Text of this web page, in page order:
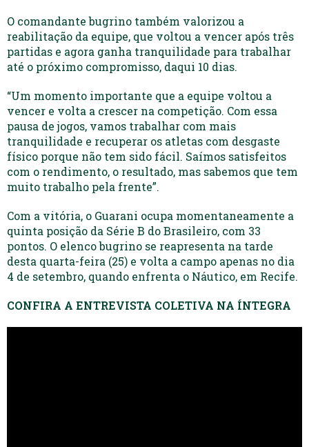
O comandante bugrino também valorizou a
reabilitação da equipe, que voltou a vencer após três
partidas e agora ganha tranquilidade para trabalhar
até o próximo compromisso, daqui 10 dias.
“Um momento importante que a equipe voltou a
vencer e volta a crescer na competição. Com essa
pausa de jogos, vamos trabalhar com mais
tranquilidade e recuperar os atletas com desgaste
físico porque não tem sido fácil. Saímos satisfeitos
com o rendimento, o resultado, mas sabemos que tem
muito trabalho pela frente”.
Com a vitória, o Guarani ocupa momentaneamente a
quinta posição da Série B do Brasileiro, com 33
pontos. O elenco bugrino se reapresenta na tarde
desta quarta-feira (25) e volta a campo apenas no dia
4 de setembro, quando enfrenta o Náutico, em Recife.
CONFIRA A ENTREVISTA COLETIVA NA ÍNTEGRA